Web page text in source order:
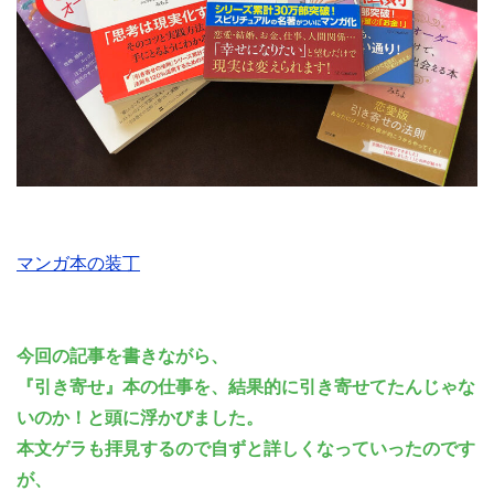
マンガ本の装丁
今回の記事を書きながら、
『引き寄せ』本の仕事を、結果的に引き寄せてたんじゃな
いのか！と頭に浮かびました。
本文ゲラも拝見するので自ずと詳しくなっていったのです
が、